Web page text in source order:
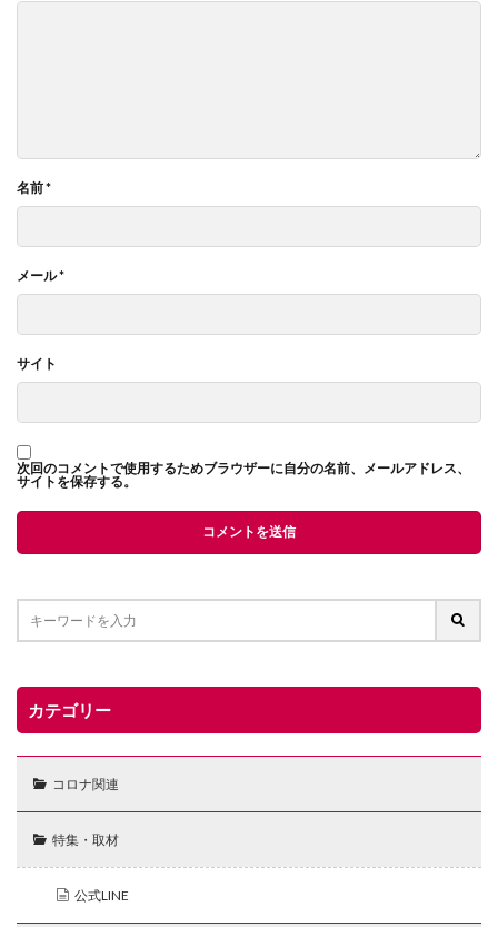
名前*
メール*
サイト
次回のコメントで使用するためブラウザーに自分の名前、メールアドレス、
サイトを保存する。
カテゴリー
コロナ関連
特集・取材
公式LINE